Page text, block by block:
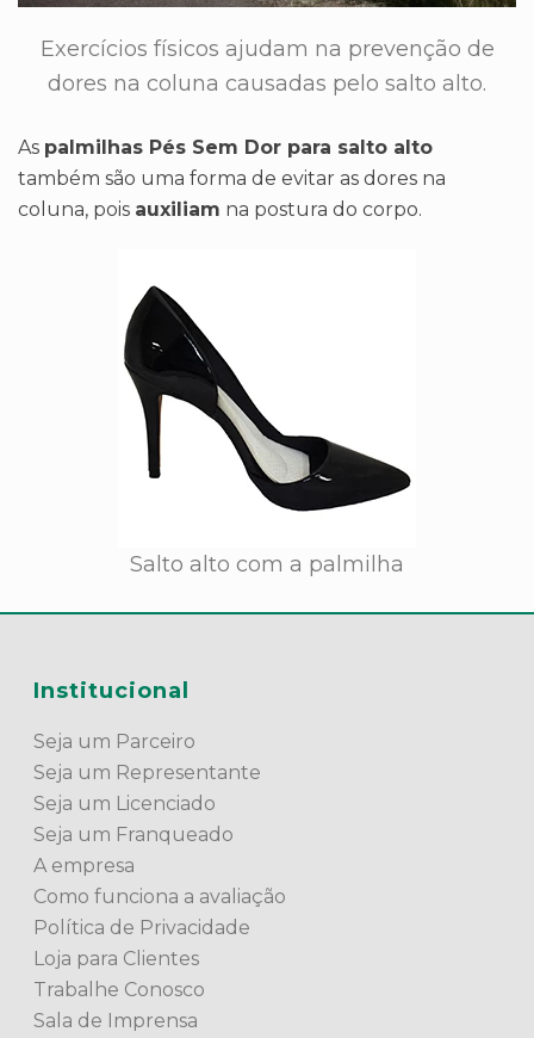
Exercícios físicos ajudam na prevenção de
dores na coluna causadas pelo salto alto.
As palmilhas Pés Sem Dor para salto alto
também são uma forma de evitar as dores na
coluna, pois auxiliam na postura do corpo.
Salto alto com a palmilha
Institucional
Seja um Parceiro
Seja um Representante
Seja um Licenciado
Seja um Franqueado
A empresa
Como funciona a avaliação
Política de Privacidade
Loja para Clientes
Trabalhe Conosco
Sala de Imprensa